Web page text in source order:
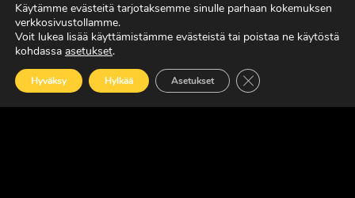
TOUKO KAAKKO VAHVISTAMAAN MATEKON
MYYNTIÄ PIRKANMAALLA
LUE LISÄÄ
Käytämme evästeitä tarjotaksemme sinulle parhaan kokemuksen
verkkosivustollamme.
Voit lukea lisää käyttämistämme evästeistä tai poistaa ne käytöstä
kohdassa asetukset.
Hyväksy Hylkää Asetukset Sulje evästebanneri